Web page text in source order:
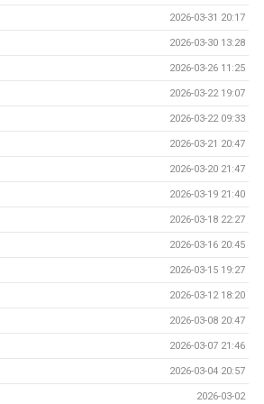
2026-03-31 20:17
2026-03-30 13:28
2026-03-26 11:25
2026-03-22 19:07
2026-03-22 09:33
2026-03-21 20:47
2026-03-20 21:47
2026-03-19 21:40
2026-03-18 22:27
2026-03-16 20:45
2026-03-15 19:27
2026-03-12 18:20
2026-03-08 20:47
2026-03-07 21:46
2026-03-04 20:57
2026-03-02